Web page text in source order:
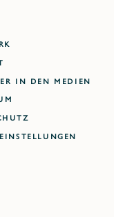
IN DEN MEDIEN